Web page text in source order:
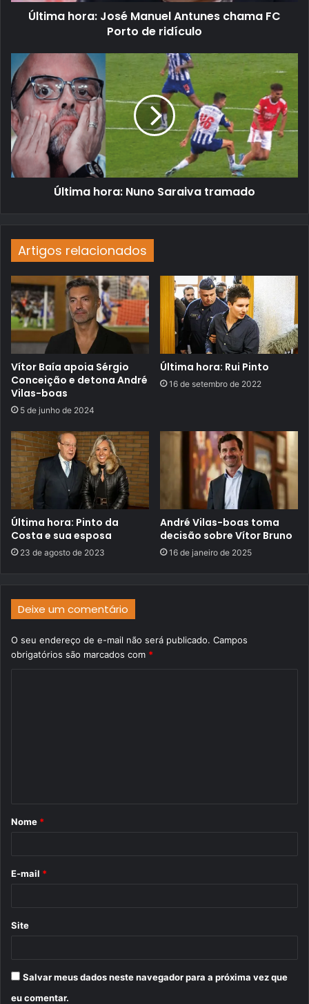
Última hora: José Manuel Antunes chama FC
Porto de ridículo
Última hora: Nuno Saraiva tramado
Artigos relacionados
Vítor Baía apoia Sérgio
Conceição e detona André
Vilas-boas
5 de junho de 2024
Última hora: Rui Pinto
16 de setembro de 2022
Última hora: Pinto da
Costa e sua esposa
23 de agosto de 2023
André Vilas-boas toma
decisão sobre Vítor Bruno
16 de janeiro de 2025
Deixe um comentário
O seu endereço de e-mail não será publicado. Campos
obrigatórios são marcados com *
r
Nome *
E-mail *
Site
Salvar meus dados neste navegador para a próxima vez que
eu comentar.